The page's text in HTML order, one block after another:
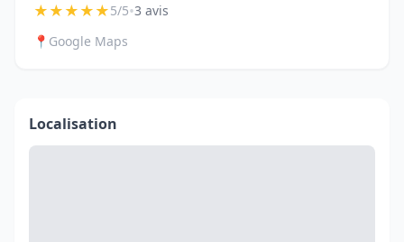
★★★★★5/5•3 avis
📍 Google Maps
Localisation